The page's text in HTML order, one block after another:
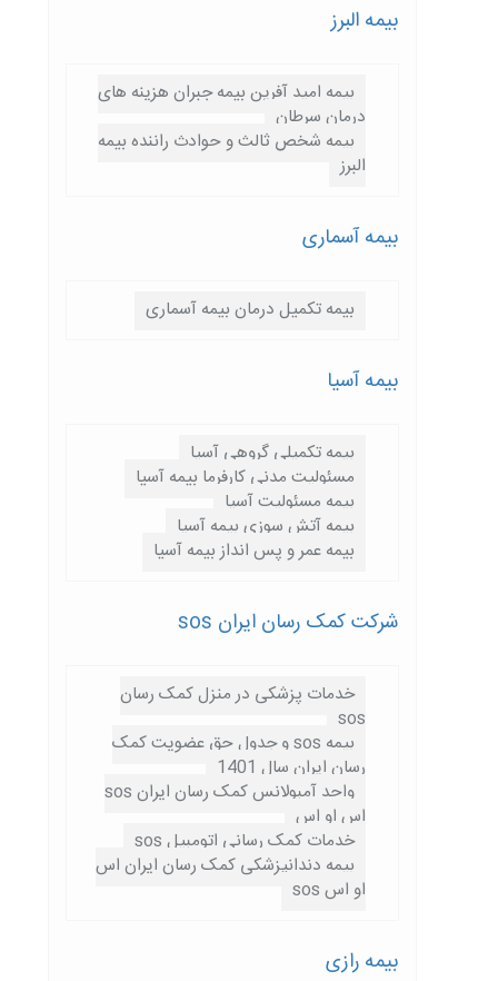
بیمه البرز
بیمه امید آفرین بیمه جبران هزینه های
درمان سرطان
بیمه شخص ثالث و حوادث راننده بیمه
البرز
بیمه آسماری
بیمه تکمیل درمان بیمه آسماری
بیمه آسیا
بیمه تکمیلی گروهی آسیا
مسئولیت مدنی کارفرما بیمه آسیا
بیمه مسئولیت آسیا
بیمه آتش سوزی بیمه آسیا
بیمه عمر و پس انداز بیمه آسیا
شرکت کمک رسان ایران sos
خدمات پزشکی در منزل کمک رسان
sos
بیمه sos و جدول حق عضویت کمک
رسان ایران سال 1401
واحد آمبولانس کمک رسان ایران sos
اس او اس
خدمات کمک رسانی اتومبیل sos
بیمه دندانپزشکی کمک رسان ایران اس
او اس sos
بیمه رازی